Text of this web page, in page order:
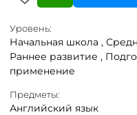
Уровень:
Начальная школа ,
Раннее развитие ,
применение
Предметы:
Английский язык